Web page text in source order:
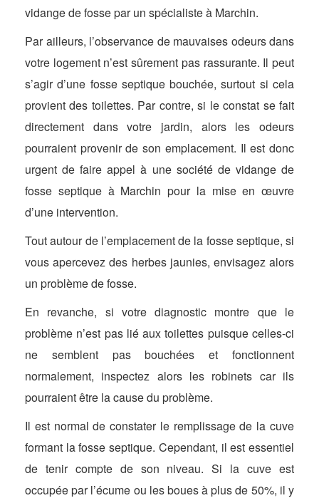
vidange de fosse par un spécialiste à Marchin.
Par ailleurs, l’observance de mauvaises odeurs dans
votre logement n’est sûrement pas rassurante. Il peut
s’agir d’une fosse septique bouchée, surtout si cela
provient des toilettes. Par contre, si le constat se fait
directement dans votre jardin, alors les odeurs
pourraient provenir de son emplacement. Il est donc
urgent de faire appel à une société de vidange de
fosse septique à Marchin pour la mise en œuvre
d’une intervention.
Tout autour de l’emplacement de la fosse septique, si
vous apercevez des herbes jaunies, envisagez alors
un problème de fosse.
En revanche, si votre diagnostic montre que le
problème n’est pas lié aux toilettes puisque celles-ci
ne semblent pas bouchées et fonctionnent
normalement, inspectez alors les robinets car ils
pourraient être la cause du problème.
Il est normal de constater le remplissage de la cuve
formant la fosse septique. Cependant, il est essentiel
de tenir compte de son niveau. Si la cuve est
occupée par l’écume ou les boues à plus de 50%, il y